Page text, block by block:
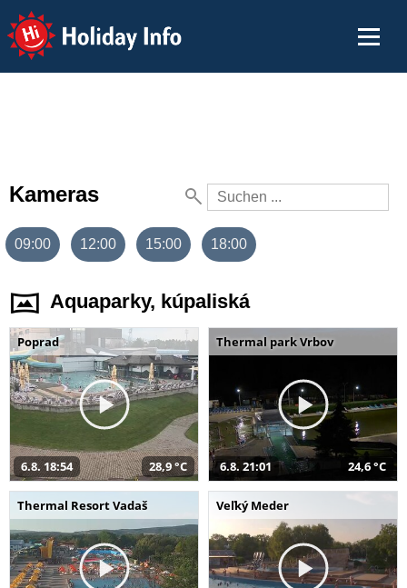
Holiday Info
Kameras
09:00 12:00 15:00 18:00
Aquaparky, kúpaliská
Poprad
6.8. 18:54 28,9 °C
Thermal park Vrbov
6.8. 21:01 24,6 °C
Thermal Resort Vadaš Veľký Meder